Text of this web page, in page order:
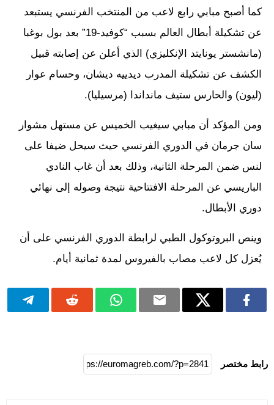
كما أصبح مبابي رابع لاعب من المنتخب الفرنسي يستبعد
عن تشكيلة أبطال العالم بسبب “كوفيد-19” بعد بول بوغبا
(مانشستر يونايتد الإنكليزي) الذي أعلن عن إصابته قبيل
الكشف عن تشكيلة المدرب ديدييه ديشان، وحسام عوار
(ليون) والحارس ستيف مانداندا (مرسيليا).
ومن المؤكد أن مبابي سيغيب الخميس عن مستهل مشوار
سان جرمان في الدوري الفرنسي حيث سيحل ضيفا على
لنس ضمن المرحلة الثانية، وذلك بعد أن غاب النادي
الباريسي عن المرحلة الافتتاحية نتيجة وصوله إلى نهائي
دوري الأبطال.
وينص البروتوكول الطبي لرابطة الدوري الفرنسي على أن
يُعزل كل لاعب مصاب بالفيروس لمدة ثمانية أيام.
رابط مختصر